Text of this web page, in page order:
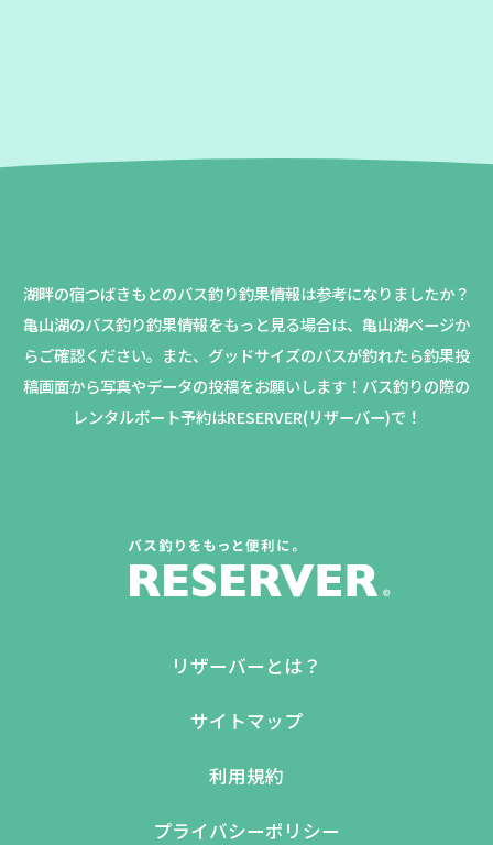
湖畔の宿つばきもとのバス釣り釣果情報は参考になりましたか？
亀山湖のバス釣り釣果情報をもっと見る場合は、亀山湖ページか
らご確認ください。 また、グッドサイズのバスが釣れたら釣果投
稿画面から写真やデータの投稿をお願いします！バス釣りの際の
レンタルボート予約はRESERVER(リザーバー)で！
リザーバーとは？
サイトマップ
利用規約
プライバシーポリシー